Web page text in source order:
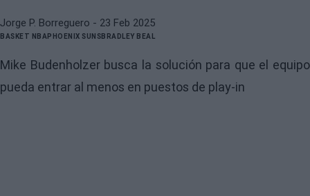
Jorge P. Borreguero - 23 Feb 2025
BASKET NBAPHOENIX SUNSBRADLEY BEAL
Mike Budenholzer busca la solución para que el equipo
pueda entrar al menos en puestos de play-in